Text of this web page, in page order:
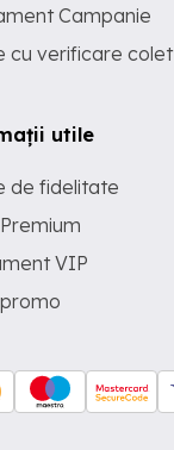
Campanie
cu verificare colet
utile
de fidelitate
VIP